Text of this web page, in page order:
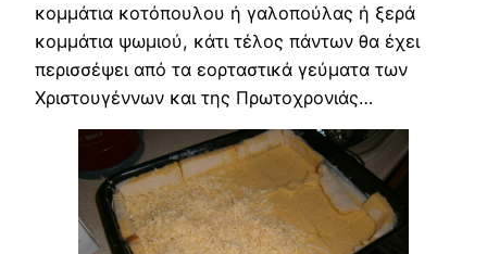
κομμάτια κοτόπουλου ή γαλοπούλας ή ξερά
κομμάτια ψωμιού, κάτι τέλος πάντων θα έχει
περισσέψει από τα εορταστικά γεύματα των
Χριστουγέννων και της Πρωτοχρονιάς…